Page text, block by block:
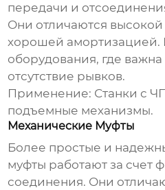
передачи и
Они отличаются
хорошей амортизацией.
оборудования, где важна
отсутствие рывков.
Применение: Станки с
подъемные механизмы.
Механические Муфты
Более простые и
муфты работают за счет
соединения. Они